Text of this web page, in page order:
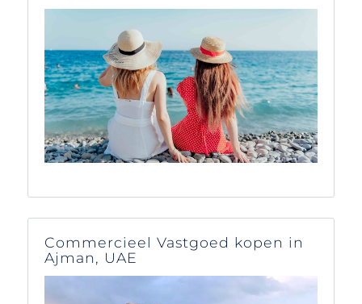
Commercieel Vastgoed kopen in
Ajman, UAE